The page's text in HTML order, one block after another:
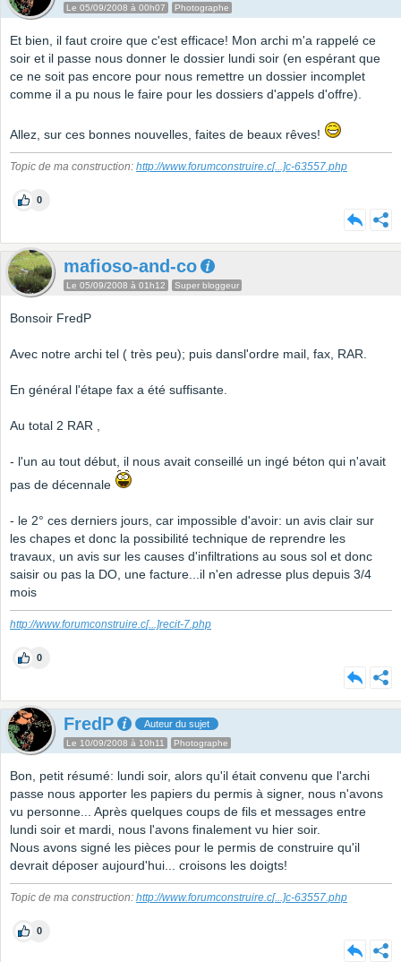
Le 05/09/2008 à 00h07 Photographe
Et bien, il faut croire que c'est efficace! Mon archi m'a rappelé ce
soir et il passe nous donner le dossier lundi soir (en espérant que
ce ne soit pas encore pour nous remettre un dossier incomplet
comme il a pu nous le faire pour les dossiers d'appels d'offre).
Allez, sur ces bonnes nouvelles, faites de beaux rêves!
Topic de ma construction: http://www.forumconstruire.c[...]c-63557.php
0
mafioso-and-co
Le 05/09/2008 à 01h12 Super bloggeur
Bonsoir FredP
Avec notre archi tel ( très peu); puis dansl'ordre mail, fax, RAR.
En général l'étape fax a été suffisante.
Au total 2 RAR ,
- l'un au tout début, il nous avait conseillé un ingé béton qui n'avait
pas de décennale
- le 2° ces derniers jours, car impossible d'avoir: un avis clair sur
les chapes et donc la possibilité technique de reprendre les
travaux, un avis sur les causes d'infiltrations au sous sol et donc
saisir ou pas la DO, une facture...il n'en adresse plus depuis 3/4
mois
http://www.forumconstruire.c[...]recit-7.php
0
FredP Auteur du sujet
Le 10/09/2008 à 10h11 Photographe
Bon, petit résumé: lundi soir, alors qu'il était convenu que l'archi
passe nous apporter les papiers du permis à signer, nous n'avons
vu personne... Après quelques coups de fils et messages entre
lundi soir et mardi, nous l'avons finalement vu hier soir.
Nous avons signé les pièces pour le permis de construire qu'il
devrait déposer aujourd'hui... croisons les doigts!
Topic de ma construction: http://www.forumconstruire.c[...]c-63557.php
0